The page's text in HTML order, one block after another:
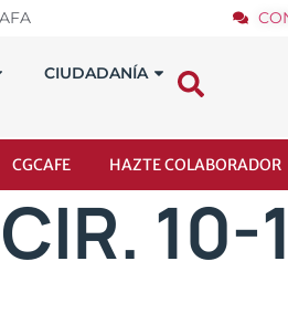
CIUDADANÍA
CGCAFE HAZTE COLABORADOR
CIR. 10-